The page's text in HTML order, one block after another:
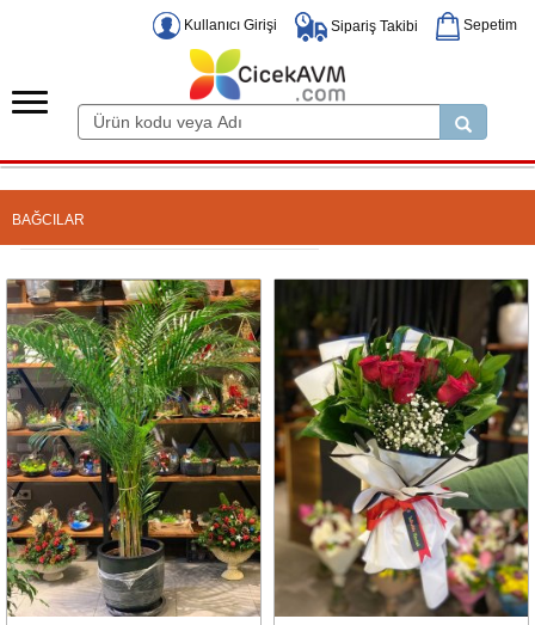
Kullanıcı Girişi Sipariş Takibi Sepetim
BAĞCILAR